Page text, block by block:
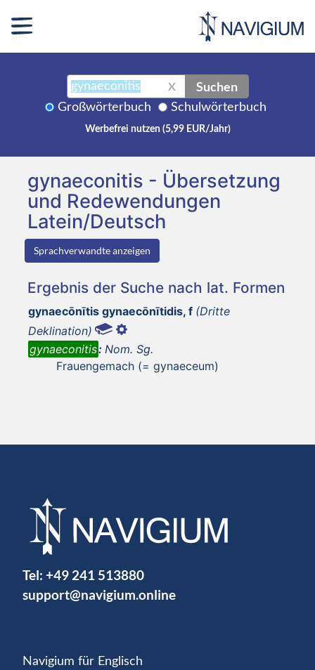
X Suchen
Großwörterbuch Schulwörterbuch
Werbefrei nutzen (5,99 EUR/Jahr)
gynaeconitis - Übersetzung
und Redewendungen
Latein/Deutsch
Sprachverwandte anzeigen
Ergebnis der Suche nach lat. Formen
gynaecōnītis gynaecōnītidis, f (Dritte
Deklination)
gynaeconitis: Nom. Sg.
Frauengemach (= gynaeceum)
Tel: +49 241 513880
support@navigium.online
Navigium für Englisch